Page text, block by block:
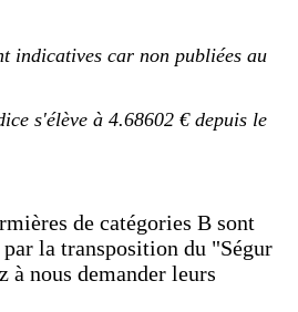
indicatives car non publiées au
s'élève à 4.68602 € depuis le
de catégories B sont
la transposition du "Ségur
à nous demander leurs